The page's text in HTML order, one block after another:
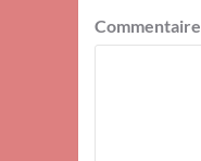
Commentaire